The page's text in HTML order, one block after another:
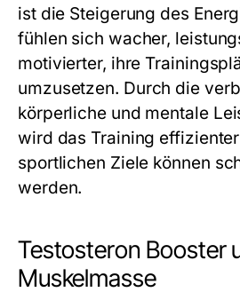
ist die Steigerung des
fühlen sich wacher,
motivierter, ihre
umzusetzen. Durch die
körperliche und mentale
wird das Training
sportlichen Ziele können
werden.
Testosteron Booster
Muskelmasse